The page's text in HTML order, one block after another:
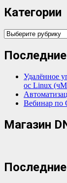
Категории
Категории
Удалённое
ос Linux
Вебинар
Магазин